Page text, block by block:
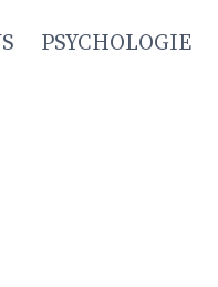
PSYCHOLOGIE